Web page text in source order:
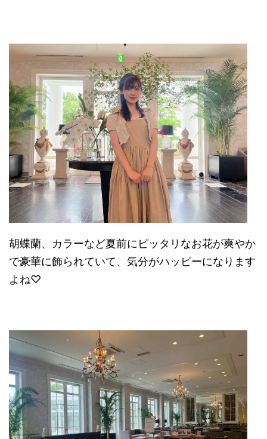
胡蝶蘭、カラーなど夏前にピッタリなお花が爽やか
で豪華に飾られていて、気分がハッピーになります
よね♡